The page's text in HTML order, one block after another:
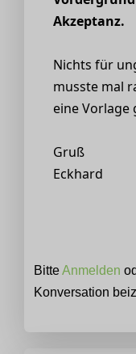
Akzeptanz.
Nichts für
musste mal
eine Vorlage
Gruß
Eckhard
BitteAnmelden
Konversation